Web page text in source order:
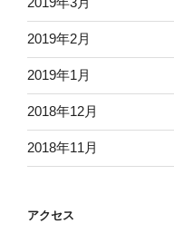
2019年2月
2019年1月
2018年12月
2018年11月
アクセス